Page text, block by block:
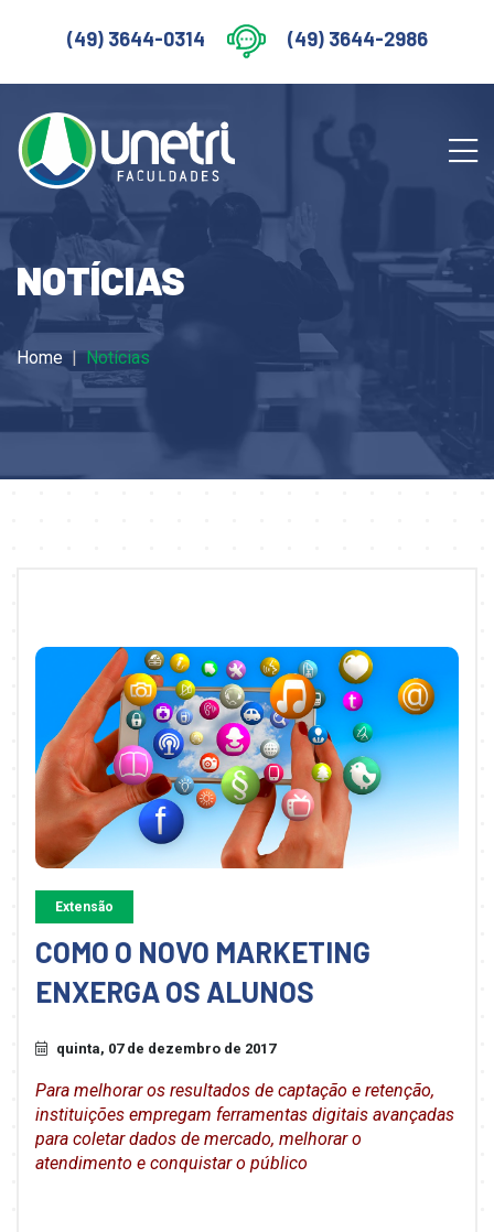
(49) 3644-0314 (49) 3644-2986
NOTÍCIAS
Home Notícias
Extensão
COMO O NOVO MARKETING
ENXERGA OS ALUNOS
quinta, 07 de dezembro de 2017
Para melhorar os resultados de captação e retenção,
instituições empregam ferramentas digitais avançadas
para coletar dados de mercado, melhorar o
atendimento e conquistar o público